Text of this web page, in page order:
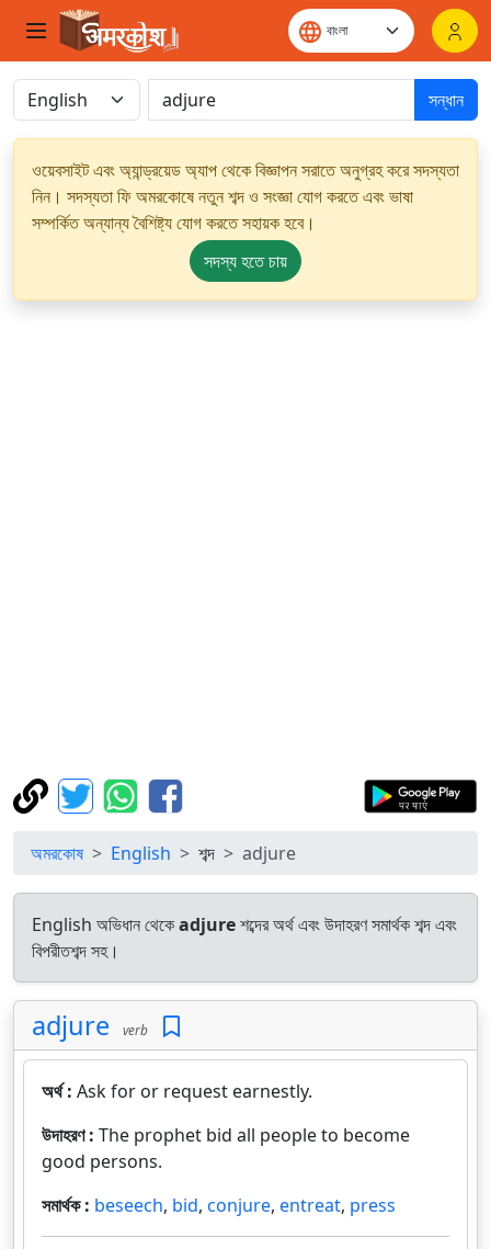
সন্ধান
ওয়েবসাইট এবং অ্যান্ড্রয়েড অ্যাপ থেকে বিজ্ঞাপন সরাতে অনুগ্রহ করে সদস্যতা
নিন। সদস্যতা ফি অমরকোষে নতুন শব্দ ও সংজ্ঞা যোগ করতে এবং ভাষা
সম্পর্কিত অন্যান্য বৈশিষ্ট্য যোগ করতে সহায়ক হবে।
সদস্য হতে চায়
অমরকোষ English শব্দ adjure
English অভিধান থেকেadjureশব্দের অর্থ এবং উদাহরণ সমার্থক শব্দ এবং
বিপরীতশব্দ সহ।
adjure verb
অর্থ : Ask for or request earnestly.
উদাহরণ : The prophet bid all people to become
good persons.
সমার্থক : beseech, bid, conjure, entreat, press